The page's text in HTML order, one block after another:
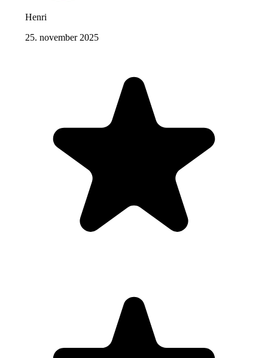
Henri
25. november 2025